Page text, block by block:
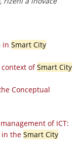
in Smart City
ofSmart City
Conceptual
of ICT:
the Smart City